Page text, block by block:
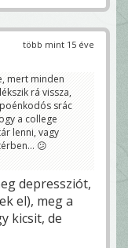
több mint 15 éve
mert minden
rá vissza,
srác
a college
lenni, vagy
😕
depressziót,
el), meg a
kicsit, de